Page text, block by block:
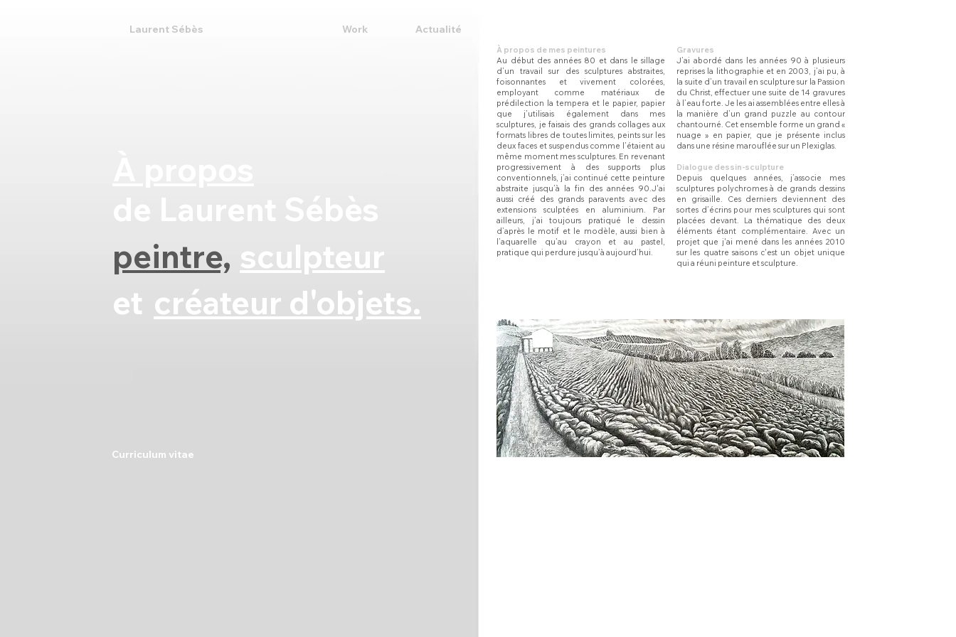
Laurent Sébès Work Actualité
peintre, sculpteur
et créateur d'objets.
Curriculum vitae
À propos de mes peintures
Au début des années 80 et dans le sillage
d’un travail sur des sculptures abstraites,
foisonnantes et vivement colorées,
employant comme matériaux de
prédilection la tempera et le papier, papier
que j’utilisais également dans mes
sculptures, je faisais des grands collages aux
formats libres de toutes limites, peints sur les
deux faces et suspendus comme l’étaient au
même moment mes sculptures. En revenant
progressivement à des supports plus
conventionnels, j’ai continué cette peinture
abstraite jusqu’à la fin des années 90.J'ai
aussi créé des grands paravents avec des
extensions sculptées en aluminium. Par
ailleurs, j’ai toujours pratiqué le dessin
d’après le motif et le modèle, aussi bien à
l’aquarelle qu’au crayon et au pastel,
pratique qui perdure jusqu’à aujourd’hui.
Gravures
J’ai abordé dans les années 90 à plusieurs
reprises la lithographie et en 2003, j’ai pu, à
la suite d’un travail en sculpture sur la Passion
du Christ, effectuer une suite de 14 gravures
à l’eau forte. Je les ai assemblées entre elles à
la manière d’un grand puzzle au contour
chantourné. Cet ensemble forme un grand «
nuage » en papier, que je présente inclus
dans une résine marouflée sur un Plexiglas.
Dialogue dessin-sculpture
Depuis quelques années, j’associe mes
sculptures polychromes à de grands dessins
en grisaille. Ces derniers deviennent des
sortes d’écrins pour mes sculptures qui sont
placées devant. La thématique des deux
éléments étant complémentaire. Avec un
projet que j'ai mené dans les années 2010
sur les quatre saisons c'est un objet unique
qui a réuni peinture et sculpture.